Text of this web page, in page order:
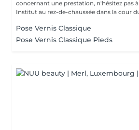
concernant une prestation, n'hésitez pas
Institut au rez-de-chaussée dans la cour
Pose Vernis Classique
Pose Vernis Classique Pieds